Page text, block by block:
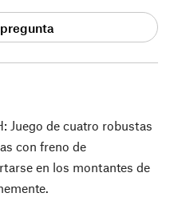
Juego de cuatro robustas
con freno de
en los montantes de